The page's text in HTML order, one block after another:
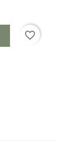
favorite_border